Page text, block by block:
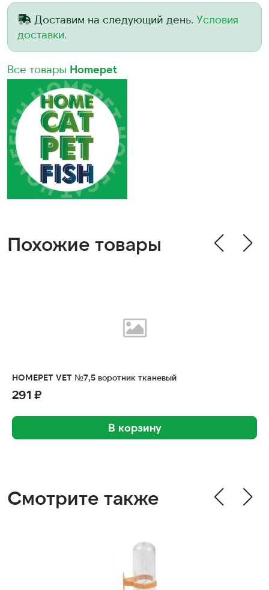
Доставим на следующий день. Условия
доставки.
Все товары Homepet
Похожие товары
HOMEPET VET №7,5 воротник тканевый
291 ₽
В корзину
Смотрите также